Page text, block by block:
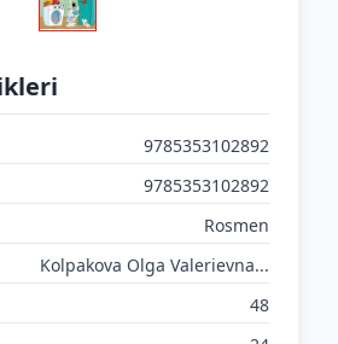
9785353102892
9785353102892
Rosmen
Kolpakova Olga Valerievna...
48